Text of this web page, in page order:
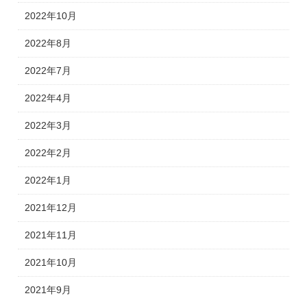
2022年10月
2022年8月
2022年7月
2022年4月
2022年3月
2022年2月
2022年1月
2021年12月
2021年11月
2021年10月
2021年9月